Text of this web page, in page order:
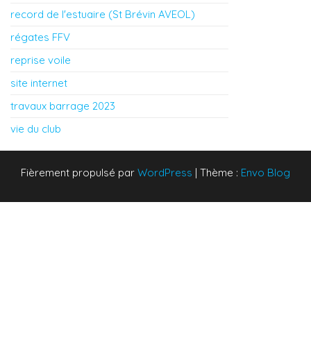
record de l'estuaire (St Brévin AVEOL)
régates FFV
reprise voile
site internet
travaux barrage 2023
vie du club
Fièrement propulsé par WordPress | Thème : Envo Blog